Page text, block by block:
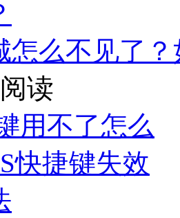
怎么不见了
读